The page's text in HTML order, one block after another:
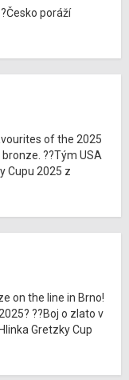
poráží
of the 2025
??Tým USA
Cupu 2025 z
on the line in Brno!
??Boj o zlato v
Gretzky Cup